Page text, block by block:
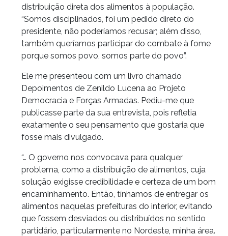
distribuição direta dos alimentos à população.
“Somos disciplinados, foi um pedido direto do
presidente, não poderíamos recusar; além disso,
também queríamos participar do combate à fome
porque somos povo, somos parte do povo”.
Ele me presenteou com um livro chamado
Depoimentos de Zenildo Lucena ao Projeto
Democracia e Forças Armadas. Pediu-me que
publicasse parte da sua entrevista, pois refletia
exatamente o seu pensamento que gostaria que
fosse mais divulgado.
“… O governo nos convocava para qualquer
problema, como a distribuição de alimentos, cuja
solução exigisse credibilidade e certeza de um bom
encaminhamento. Então, tínhamos de entregar os
alimentos naquelas prefeituras do interior, evitando
que fossem desviados ou distribuídos no sentido
partidário, particularmente no Nordeste, minha área.